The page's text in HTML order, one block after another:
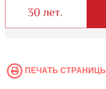
ПЕЧАТЬ СТРАНИЦЫ